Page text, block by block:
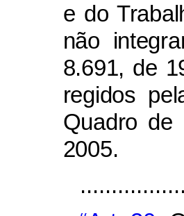
e do
não
8.691, de
regidos
Quadro de
2005.